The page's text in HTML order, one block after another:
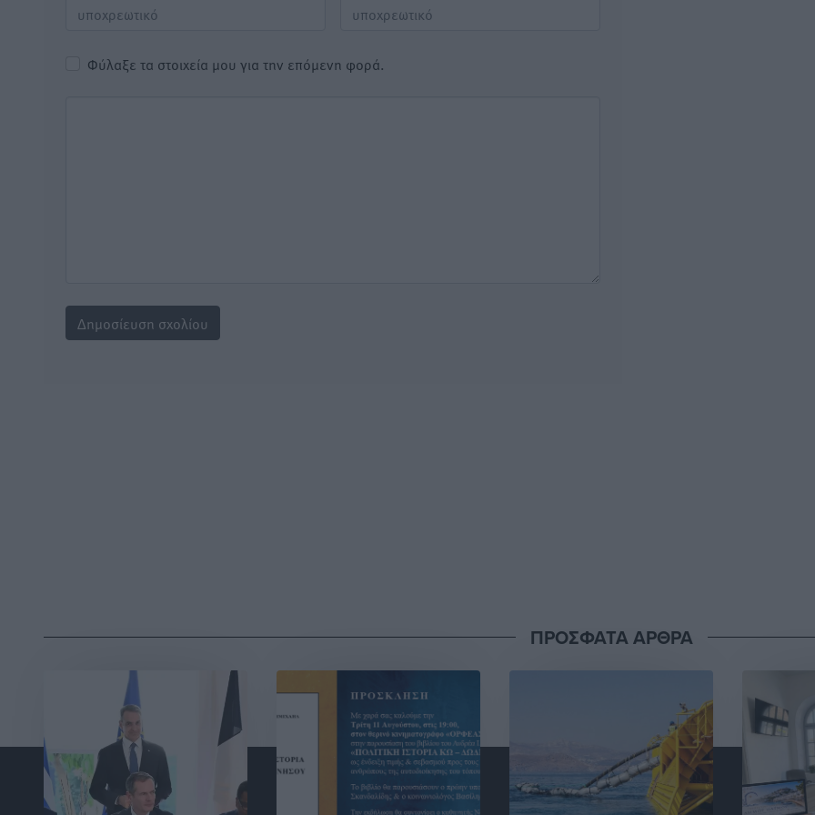
Φύλαξε τα στοιχεία μου για την επόμενη φορά.
ΠΡΟΣΦΑΤΑ ΑΡΘΡΑ